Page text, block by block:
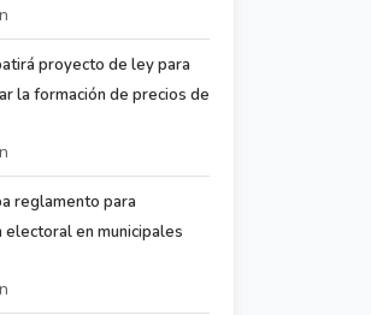
proyecto de ley para
la formación de precios de
reglamento para
electoral en municipales